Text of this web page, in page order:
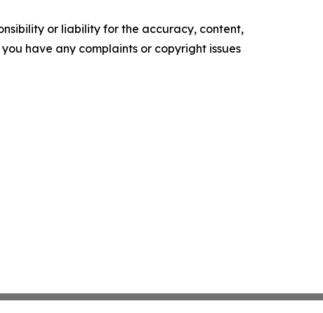
or liability for the accuracy, content,
have any complaints or copyright issues